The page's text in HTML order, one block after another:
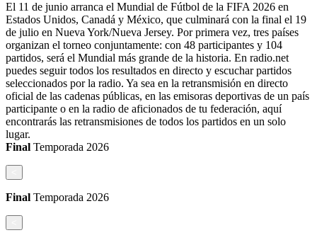
El 11 de junio arranca el Mundial de Fútbol de la FIFA 2026 en
Estados Unidos, Canadá y México, que culminará con la final el 19
de julio en Nueva York/Nueva Jersey. Por primera vez, tres países
organizan el torneo conjuntamente: con 48 participantes y 104
partidos, será el Mundial más grande de la historia. En radio.net
puedes seguir todos los resultados en directo y escuchar partidos
seleccionados por la radio. Ya sea en la retransmisión en directo
oficial de las cadenas públicas, en las emisoras deportivas de un país
participante o en la radio de aficionados de tu federación, aquí
encontrarás las retransmisiones de todos los partidos en un solo
lugar.
Final Temporada 2026
Final Temporada 2026